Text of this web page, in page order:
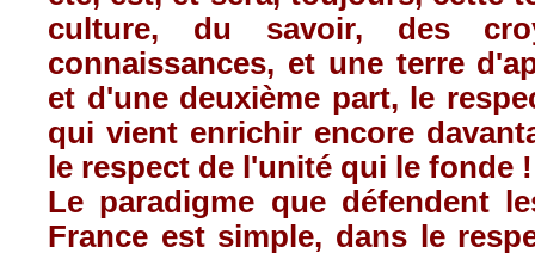
culture, du savoir, des
connaissances, et une terre
et d'une deuxième part, le
qui vient enrichir encore
le respect de l'unité qui le fonde !
Le paradigme que défendent
France est simple, dans le